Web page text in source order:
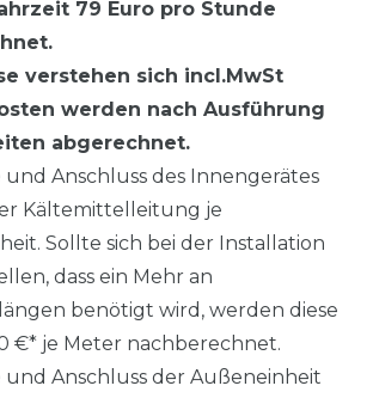
79 Euro pro Stunde
verstehen sich incl.MwSt
werden nach Ausführung
abgerechnet.
Anschluss des Innengerätes
Kältemittelleitung je
Sollte sich bei der Installation
dass ein Mehr an
benötigt wird, werden diese
€* je Meter nachberechnet.
und Anschluss der Außeneinheit